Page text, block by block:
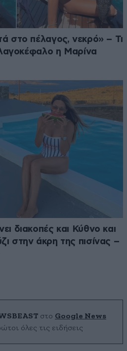
στο πέλαγος, νεκρό» – Τι
λαγοκέφαλο η Μαρίνα
διακοπές και Κύθνο και
στην άκρη της πισίνας –
στο Google News
όλες τις ειδήσεις